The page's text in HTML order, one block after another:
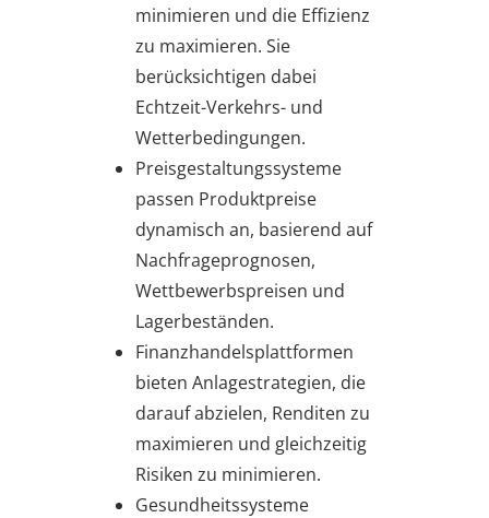
minimieren und die Effizienz
zu maximieren. Sie
berücksichtigen dabei
Echtzeit-Verkehrs- und
Wetterbedingungen.
Preisgestaltungssysteme
passen Produktpreise
dynamisch an, basierend auf
Nachfrageprognosen,
Wettbewerbspreisen und
Lagerbeständen.
Finanzhandelsplattformen
bieten Anlagestrategien, die
darauf abzielen, Renditen zu
maximieren und gleichzeitig
Risiken zu minimieren.
Gesundheitssysteme